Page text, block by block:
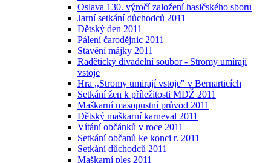
Oslava 130. výročí založení hasičského sboru
Jarní setkání důchodců 2011
Dětský den 2011
Pálení čarodějnic 2011
Stavění májky 2011
Radětický divadelní soubor - Stromy umírají
vstoje
Hra ,,Stromy umirají vstoje" v Bernarticích
Setkání žen k příležitosti MDŽ 2011
Maškarní masopustní průvod 2011
Dětský maškarní karneval 2011
Vítání občánků v roce 2011
Setkání občanů ke konci r. 2011
Setkání důchodců 2011
Maškarní ples 2011